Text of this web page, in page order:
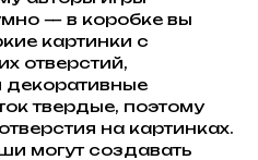
— в коробке вы
картинки с
отверстий,
декоративные
твердые, поэтому
на картинках.
могут создавать